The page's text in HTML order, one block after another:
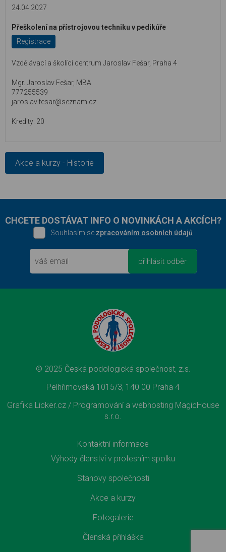
24.04.2027
Přeškolení na přístrojovou techniku v pedikúře
Registrace
Vzdělávací a školící centrum Jaroslav Fešar, Praha 4
Mgr. Jaroslav Fešar, MBA
777255539
jaroslav.fesar@seznam.cz
20
Akce a kurzy - Historie
CHCETE DOSTÁVAT INFO O NOVINKÁCH A AKCÍCH?
Souhlasím se zpracováním osobních údajů
© 2025 Česká podologická společnost, z.s.
Pelhřimovská 1015/3, 140 00 Praha 4
Grafika Licker.cz / Programování a webhosting MagicHouse
s.r.o.
Kontaktní informace
Výhody členství v profesním spolku
Stanovy společnosti
Akce a kurzy
Fotogalerie
Členská přihláška